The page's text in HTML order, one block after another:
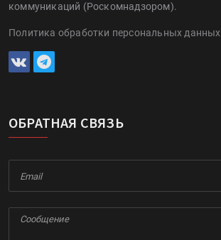
коммуникаций (Роскомнадзором).
Политика обработки персональных данных
ОБРАТНАЯ СВЯЗЬ